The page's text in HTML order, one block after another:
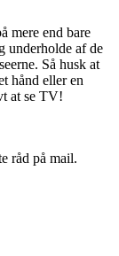
mere end bare
underholde af de
Så husk at
hånd eller en
at se TV!
råd på mail.